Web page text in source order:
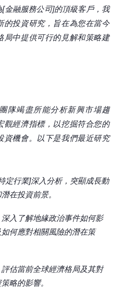
[金融服務公司]的頂級客戶，我
的投資研究，旨在為您在當今
局中提供可行的見解和策略建
隊竭盡所能分析新興市場趨
觀經濟指標，以挖掘符合您的
資機會。以下是我們最近研究
定行業]深入分析，突顯成長動
在投資前景。
入了解地緣政治事件如何影
何應對相關風險的潛在策
估當前全球經濟格局及其對
略的影響。